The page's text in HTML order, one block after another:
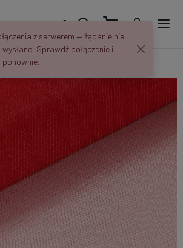
80 cm/20 yd R072
z serwerem — żądanie nie
Sprawdź połączenie i